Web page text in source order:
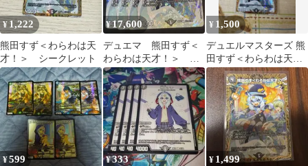
¥ 1,222
熊田すず＜わらわは天
才！＞ シークレット
¥17,600
デュエマ 熊田すず＜
わらわは天才！＞ サ
イン入り 超シークレ
ット 4枚
¥ 1,500
デュエルマスターズ 熊
田すず＜わらわは天
才！＞ シク
¥599 ¥333 ¥ 1,499